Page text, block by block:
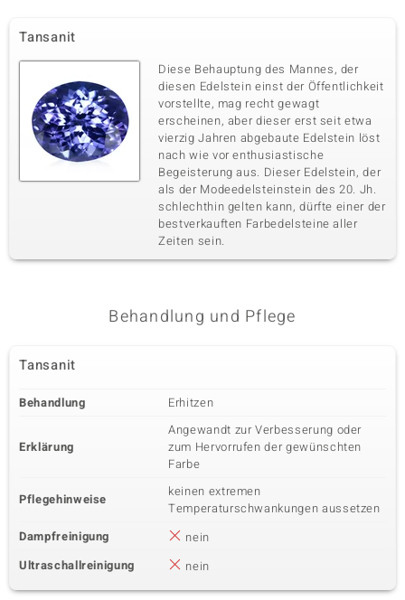
Tansanit
Diese Behauptung des Mannes, der
diesen Edelstein einst der Öffentlichkeit
vorstellte, mag recht gewagt
erscheinen, aber dieser erst seit etwa
vierzig Jahren abgebaute Edelstein löst
nach wie vor enthusiastische
Begeisterung aus. Dieser Edelstein, der
als der Modeedelsteinstein des 20. Jh.
schlechthin gelten kann, dürfte einer der
bestverkauften Farbedelsteine aller
Zeiten sein.
Behandlung und Pflege
Tansanit
Behandlung Erhitzen
Erklärung
Angewandt zur Verbesserung oder
zum Hervorrufen der gewünschten
Farbe
Pflegehinweise
keinen extremen
Temperaturschwankungen aussetzen
Dampfreinigung
nein
Ultraschallreinigung
nein